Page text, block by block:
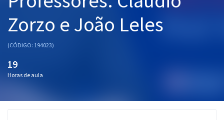
Atendimento
Zorzo e João Leles
(CÓDIGO: 194023)
19
Horas de aula